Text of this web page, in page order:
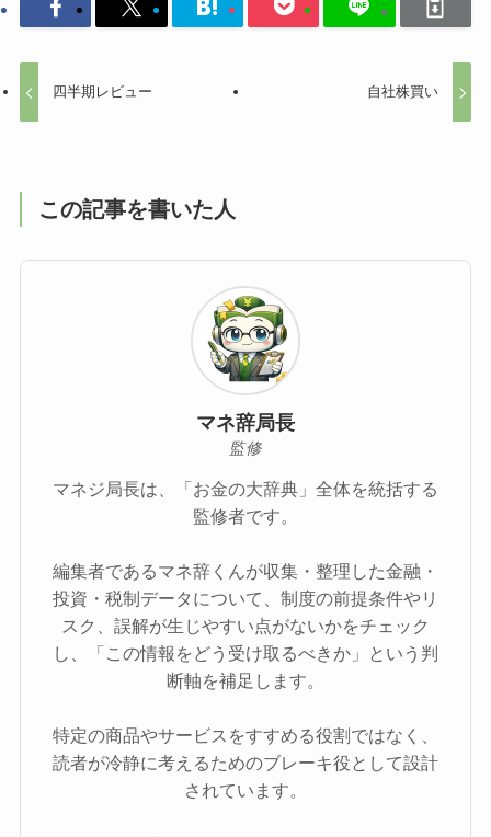
四半期レビュー 自社株買い
この記事を書いた人
マネ辞局長
監修
マネジ局長は、「お金の大辞典」全体を統括する
監修者です。
編集者であるマネ辞くんが収集・整理した金融・
投資・税制データについて、制度の前提条件やリ
スク、誤解が生じやすい点がないかをチェック
し、「この情報をどう受け取るべきか」という判
断軸を補足します。
特定の商品やサービスをすすめる役割ではなく、
読者が冷静に考えるためのブレーキ役として設計
されています。